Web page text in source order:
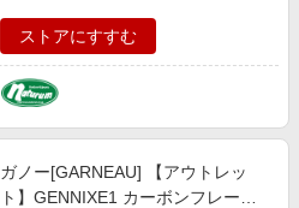
２） SW-11654636
ストアにすすむ
ガノー[GARNEAU] 【アウトレッ
ト】GENNIXE1 カーボンフレーム